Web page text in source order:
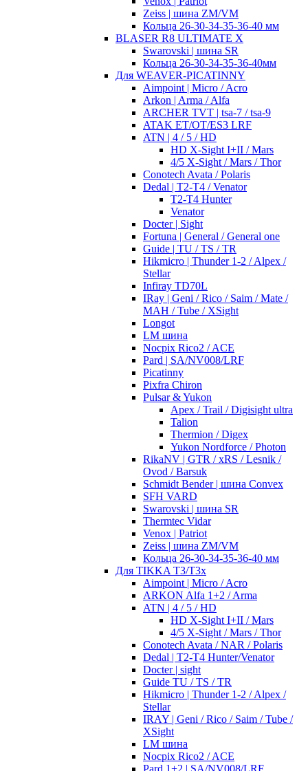
Zeiss | шина ZM/VM
Кольца 26-30-34-35-36-40 мм
BLASER R8 ULTIMATE X
Swarovski | шина SR
Кольца 26-30-34-35-36-40мм
Для WEAVER-PICATINNY
Aimpoint | Micro / Acro
Arkon | Arma / Alfa
ARCHER TVT | tsa-7 / tsa-9
ATAK ET/OT/ES3 LRF
ATN | 4 / 5 / HD
HD X-Sight I+II / Mars
4/5 X-Sight / Mars / Thor
Conotech Avata / Polaris
Dedal | T2-T4 / Venator
T2-T4 Hunter
Venator
Docter | Sight
Fortuna | General / General one
Guide | TU / TS / TR
Hikmicro | Thunder 1-2 / Alpex /
Stellar
Infiray TD70L
IRay | Geni / Rico / Saim / Mate /
MAH / Tube / XSight
Longot
LM шина
Nocpix Rico2 / ACE
Pard | SA/NV008/LRF
Picatinny
Pixfra Chiron
Pulsar & Yukon
Apex / Trail / Digisight ultra
Talion
Thermion / Digex
Yukon Nordforce / Photon
RikaNV | GTR / xRS / Lesnik /
Ovod / Barsuk
Schmidt Bender | шина Convex
SFH VARD
Swarovski | шина SR
Thermtec Vidar
Venox | Patriot
Zeiss | шина ZM/VM
Кольца 26-30-34-35-36-40 мм
Для TIKKA T3/T3x
Aimpoint | Micro / Acro
ARKON Alfa 1+2 / Arma
ATN | 4 / 5 / HD
HD X-Sight I+II / Mars
4/5 X-Sight / Mars / Thor
Conotech Avata / NAR / Polaris
Dedal | T2-T4 Hunter/Venator
Docter | sight
Guide TU / TS / TR
Hikmicro | Thunder 1-2 / Alpex /
Stellar
IRAY | Geni / Rico / Saim / Tube /
XSight
LM шина
Nocpix Rico2 / ACE
Pard 1+2 | SA/NV008/LRF